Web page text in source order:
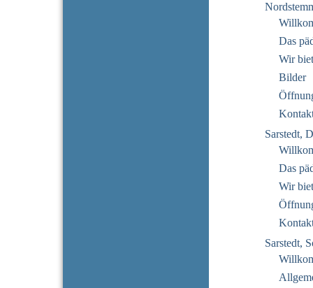
Das
Wir
Bilder
Sarstedt,
Das
Wir
Sarstedt,